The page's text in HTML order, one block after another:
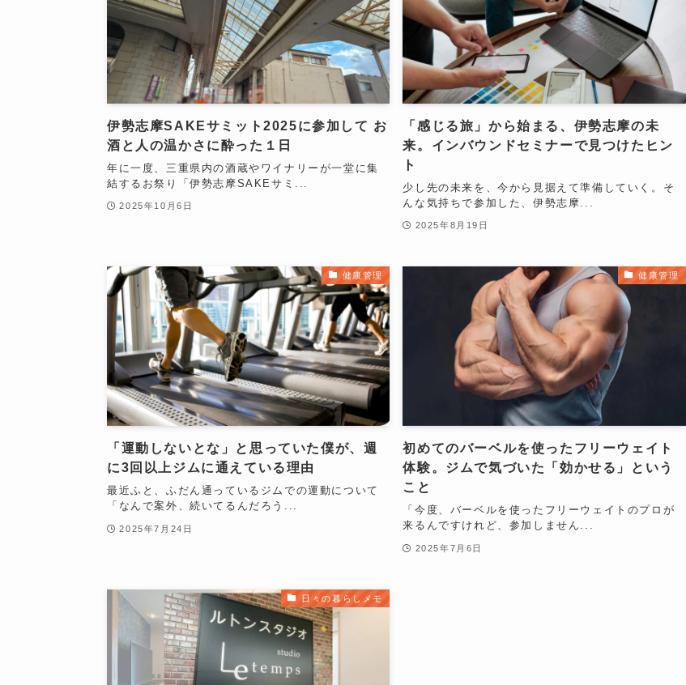
伊勢志摩SAKEサミット2025に参加して お
酒と人の温かさに酔った１日
年に一度、三重県内の酒蔵やワイナリーが一堂に集
結するお祭り「伊勢志摩SAKEサミ...
2025年10月6日
「感じる旅」から始まる、伊勢志摩の未
来。インバウンドセミナーで見つけたヒン
ト
少し先の未来を、今から見据えて準備していく。そ
んな気持ちで参加した、伊勢志摩...
2025年8月19日
健康管理
「運動しないとな」と思っていた僕が、週
に3回以上ジムに通えている理由
最近ふと、ふだん通っているジムでの運動について
「なんで案外、続いてるんだろう...
2025年7月24日
健康管理
初めてのバーベルを使ったフリーウェイト
体験。ジムで気づいた「効かせる」という
こと
「今度、バーベルを使ったフリーウェイトのプロが
来るんですけれど、参加しません...
2025年7月6日
日々の暮らしメモ